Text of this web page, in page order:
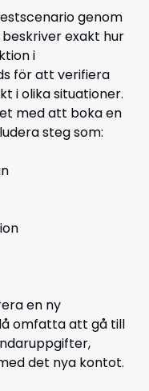
genom
exakt hur
i
för att verifiera
i olika situationer.
med att boka en
steg som:
en ny
omfatta att gå till
det nya kontot.